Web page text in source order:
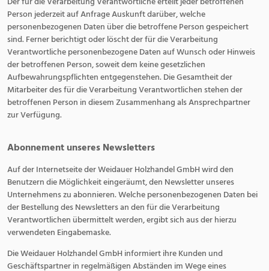
Person jederzeit auf Anfrage Auskunft darüber, welche
personenbezogenen Daten über die betroffene Person gespeichert
sind. Ferner berichtigt oder löscht der für die Verarbeitung
Verantwortliche personenbezogene Daten auf Wunsch oder Hinweis
der betroffenen Person, soweit dem keine gesetzlichen
Aufbewahrungspflichten entgegenstehen. Die Gesamtheit der
Mitarbeiter des für die Verarbeitung Verantwortlichen stehen der
betroffenen Person in diesem Zusammenhang als Ansprechpartner
zur Verfügung.
Abonnement unseres Newsletters
Auf der Internetseite der Weidauer Holzhandel GmbH wird den
Benutzern die Möglichkeit eingeräumt, den Newsletter unseres
Unternehmens zu abonnieren. Welche personenbezogenen Daten bei
der Bestellung des Newsletters an den für die Verarbeitung
Verantwortlichen übermittelt werden, ergibt sich aus der hierzu
verwendeten Eingabemaske.
Die Weidauer Holzhandel GmbH informiert ihre Kunden und
Geschäftspartner in regelmäßigen Abständen im Wege eines